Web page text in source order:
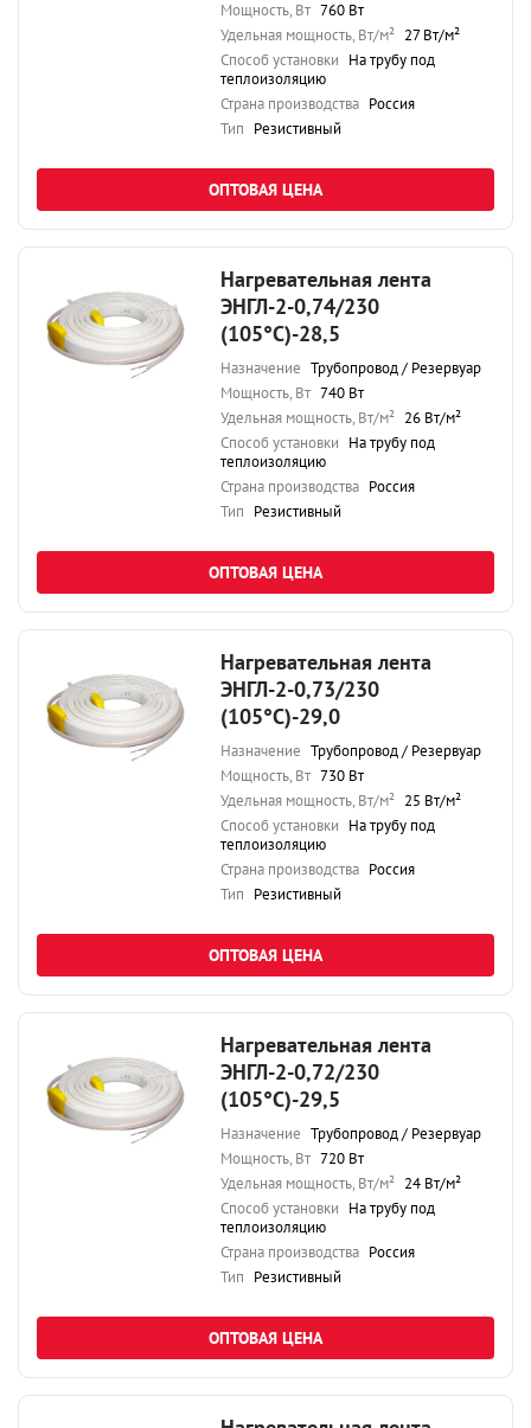
Мощность, Вт 760 Вт
Удельная мощность, Вт/м² 27 Вт/м²
Способ установки На трубу под
теплоизоляцию
Страна производства Россия
Тип Резистивный
ОПТОВАЯ ЦЕНА
Нагревательная лента
ЭНГЛ-2-0,74/230
(105°С)-28,5
Назначение Трубопровод / Резервуар
Мощность, Вт 740 Вт
Удельная мощность, Вт/м² 26 Вт/м²
Способ установки На трубу под
теплоизоляцию
Страна производства Россия
Тип Резистивный
ОПТОВАЯ ЦЕНА
Нагревательная лента
ЭНГЛ-2-0,73/230
(105°С)-29,0
Назначение Трубопровод / Резервуар
Мощность, Вт 730 Вт
Удельная мощность, Вт/м² 25 Вт/м²
Способ установки На трубу под
теплоизоляцию
Страна производства Россия
Тип Резистивный
ОПТОВАЯ ЦЕНА
Нагревательная лента
ЭНГЛ-2-0,72/230
(105°С)-29,5
Назначение Трубопровод / Резервуар
Мощность, Вт 720 Вт
Удельная мощность, Вт/м² 24 Вт/м²
Способ установки На трубу под
теплоизоляцию
Страна производства Россия
Тип Резистивный
ОПТОВАЯ ЦЕНА